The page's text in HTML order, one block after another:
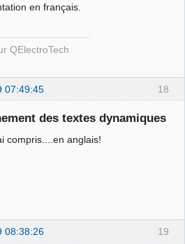
en français.
QElectroTech
18
07:49:45
des textes dynamiques
compris....en anglais!
19
08:38:26